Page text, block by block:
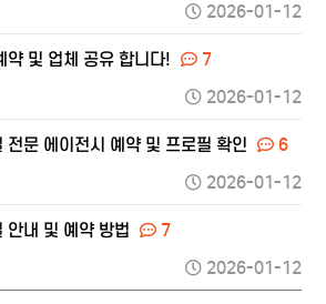
2026-01-12
약 및 업체 공유 합니다!
7
2026-01-12
전문 에이전시 예약 및 프로필 확인
6
2026-01-12
안내 및 예약 방법
7
2026-01-12